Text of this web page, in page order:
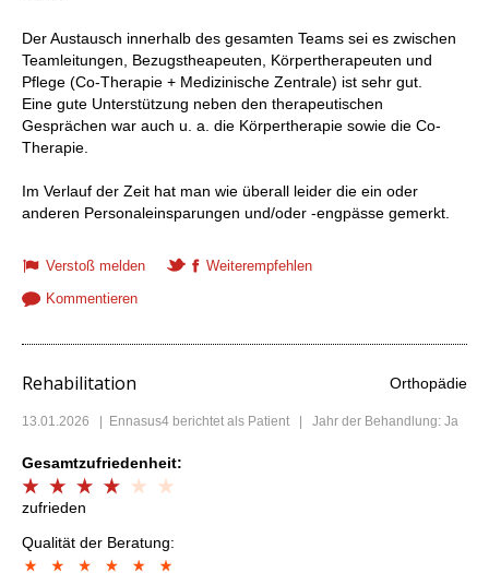
Der Austausch innerhalb des gesamten Teams sei es zwischen
Teamleitungen, Bezugstheapeuten, Körpertherapeuten und
Pflege (Co-Therapie + Medizinische Zentrale) ist sehr gut.
Eine gute Unterstützung neben den therapeutischen
Gesprächen war auch u. a. die Körpertherapie sowie die Co-
Therapie.
Im Verlauf der Zeit hat man wie überall leider die ein oder
anderen Personaleinsparungen und/oder -engpässe gemerkt.
Verstoß melden
Weiterempfehlen
Kommentieren
Rehabilitation Orthopädie
13.01.2026 | Ennasus4 berichtet als Patient | Jahr der Behandlung: Ja
Gesamtzufriedenheit:
zufrieden
Qualität der Beratung: